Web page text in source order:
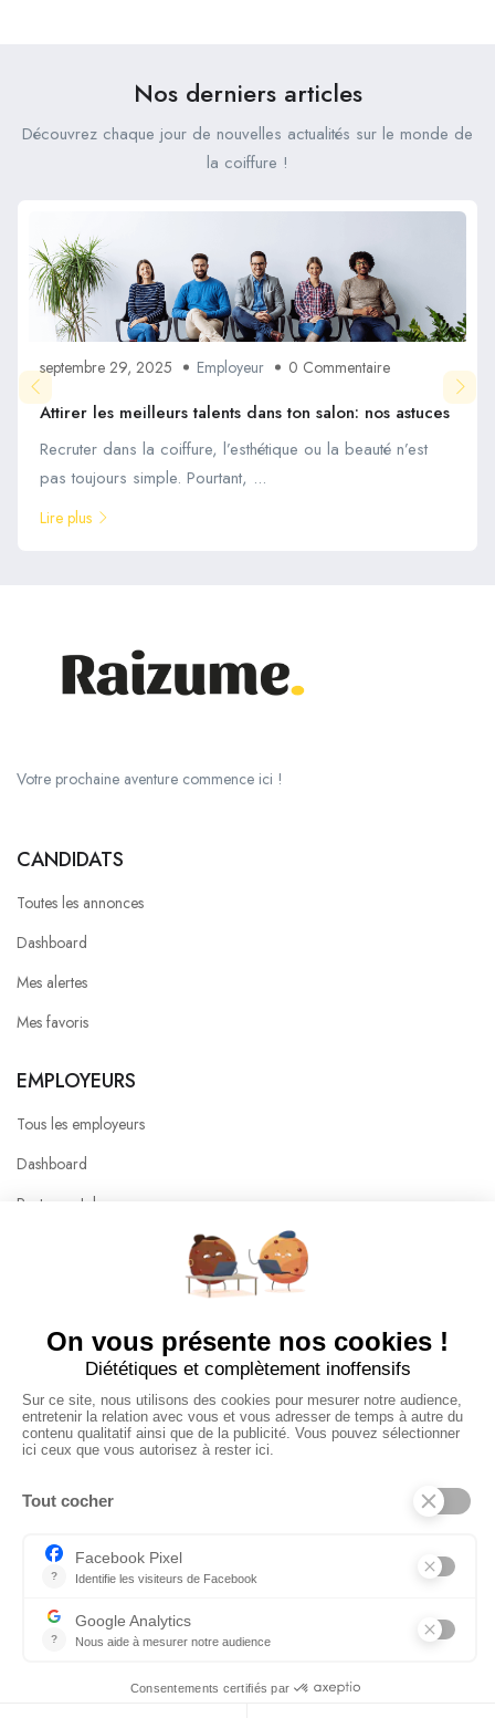
Nos derniers articles
Découvrez chaque jour de nouvelles actualités sur le monde de
la coiffure !
septembre 29, 2025 Employeur 0 Commentaire
Attirer les meilleurs talents dans ton salon: nos astuces
Recruter dans la coiffure, l’esthétique ou la beauté n’est
pas toujours simple. Pourtant, ...
Lire plus
Votre prochaine aventure commence ici !
CANDIDATS
Toutes les annonces
Dashboard
Mes alertes
Mes favoris
EMPLOYEURS
Tous les employeurs
Dashboard
Poster un Job
Ajouter mon salon
CGU
Conditions Générales de Vente